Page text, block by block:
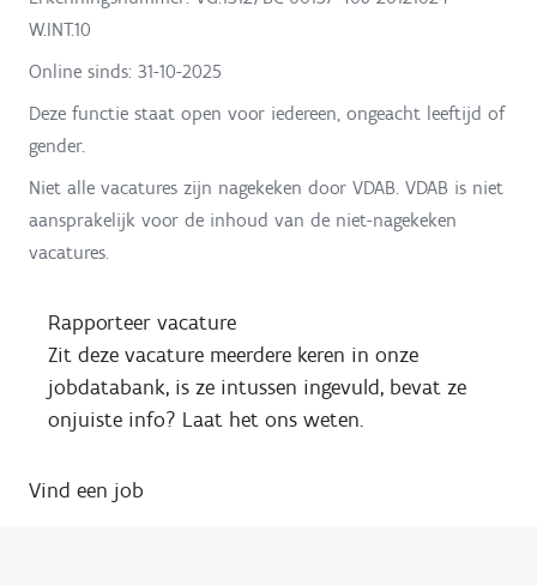
W.INT.10
Online sinds: 31-10-2025
Deze functie staat open voor iedereen, ongeacht leeftijd of
gender.
Niet alle vacatures zijn nagekeken door VDAB. VDAB is niet
aansprakelijk voor de inhoud van de niet-nagekeken
vacatures.
Rapporteer vacature
Zit deze vacature meerdere keren in onze
jobdatabank, is ze intussen ingevuld, bevat ze
onjuiste info? Laat het ons weten.
Vind een job